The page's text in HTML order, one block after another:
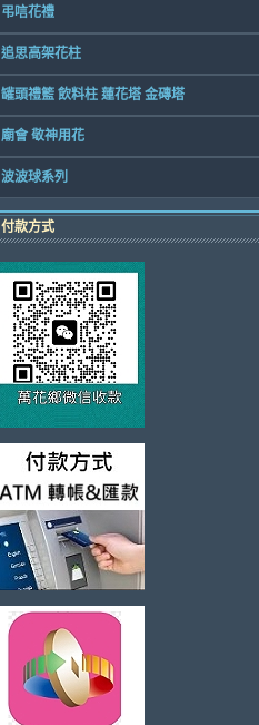
弔唁花禮
追思高架花柱
罐頭禮籃 飲料柱 蓮花塔 金磚塔
廟會 敬神用花
波波球系列
付款方式